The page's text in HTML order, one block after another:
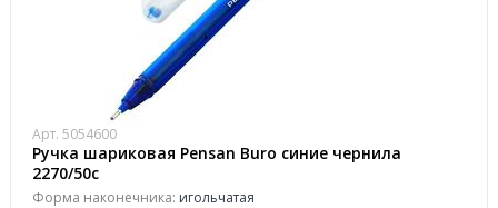
Арт. 5054600
Ручка шариковая Pensan Buro синие чернила
2270/50c
Форма наконечника: игольчатая